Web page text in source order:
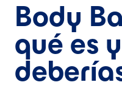
Body
qué es